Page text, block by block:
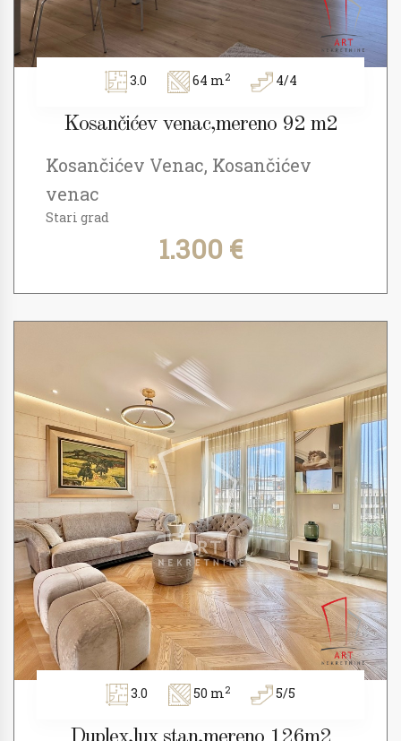
3.0 64 m2 4/4
Kosančićev venac,mereno 92 m2
Kosančićev Venac, Kosančićev
venac
Stari grad
1.300 €
3.0 50 m2 5/5